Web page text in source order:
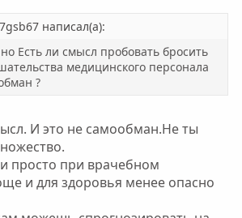
написал(а):
Есть ли смысл пробовать бросить
медицинского персонала
?
И это не самообман.Не ты
просто при врачебном
и для здоровья менее опасно